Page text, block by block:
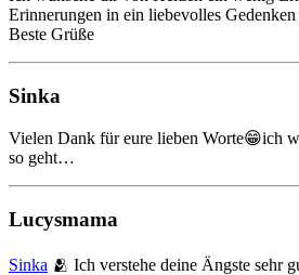
Erinnerungen in ein liebevolles
Beste Grüße
Sinka
Vielen Dank für eure lieben Worte😁ich
so geht…
Lucysmama
Sinka 🫂 Ich verstehe deine Ängste sehr